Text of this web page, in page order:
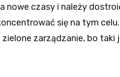
nowe czasy i należy
się na tym
zarządzanie, bo taki